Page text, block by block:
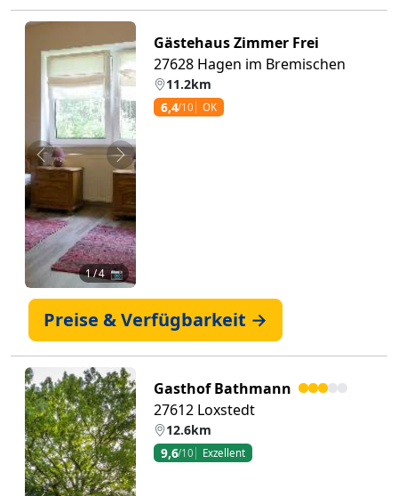
Zurück Weiter
1/ 4 📷
Gästehaus Zimmer Frei
27628 Hagen im Bremischen
11.2km
6,4/10 OK
Preise & Verfügbarkeit →
Gasthof Bathmann
27612 Loxstedt
12.6km
9,6/10 Exzellent